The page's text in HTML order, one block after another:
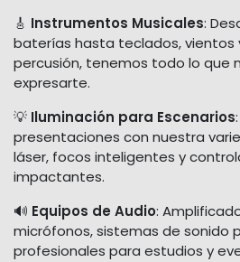
🎸 Instrumentos Musicales:
baterías hasta teclados, vientos
percusión, tenemos todo lo que
expresarte.
💡 Iluminación para Escenarios
presentaciones con nuestra
láser, focos inteligentes y
impactantes.
🔊 Equipos de Audio:
micrófonos, sistemas de sonido
profesionales para estudios y